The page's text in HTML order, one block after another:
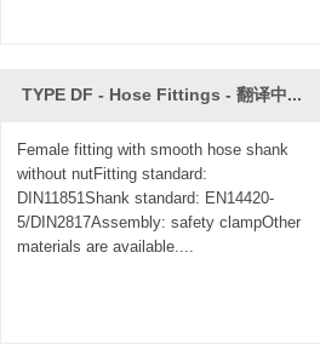
TYPE DF - Hose Fittings - 翻译中...
Female fitting with smooth hose shank
without nutFitting standard:
DIN11851Shank standard: EN14420-
5/DIN2817Assembly: safety clampOther
materials are available....